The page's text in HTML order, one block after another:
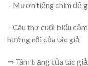
– Mượn tiếng chim để
– Câu thơ cuối biểu
hướng nội của tác giả
⇒ Tâm trạng của tác